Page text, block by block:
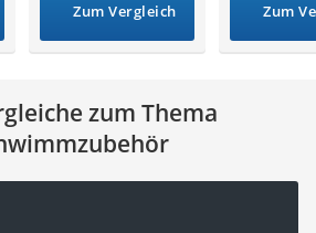
Zum Vergleich Zum
zum Thema